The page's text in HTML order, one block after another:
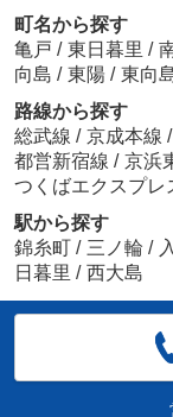
町名から探す
亀戸 / 東日暮里 /
向島 / 東陽 / 東向
路線から探す
総武線 / 京成本線 /
都営新宿線 / 京浜
つくばエクスプレ
駅から探す
錦糸町 / 三ノ輪 /
日暮里 / 西大島